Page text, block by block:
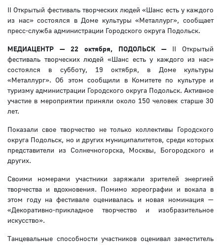
II Открытый фестиваль творческих людей «Шанс есть у каждого
из нас» состоялся в Доме культуры «Металлург», сообщает
пресс-служба администрации Городского округа Подольск.
МЕДИАЦЕНТР —22октября, ПОДОЛЬСК — II Открытый
фестиваль творческих людей «Шанс есть у каждого из нас»
состоялся в субботу, 19 октября, в Доме культуры
«Металлург». Об этом сообщили в Комитете по культуре и
туризму администрации Городского округа Подольск. Активное
участие в мероприятии приняли около 150 человек старше 30
лет.
Показали свое творчество не только коллективы Городского
округа Подольск, но и других муниципалитетов, среди которых
представители из Солнечногорска, Москвы, Богородского и
других.
Своими номерами участники заряжали зрителей энергией
творчества и вдохновения. Помимо хореографии и вокала в
этом году на фестивале оценивалась и новая номинация —
«Декоративно-прикладное творчество и изобразительное
искусство».
Танцевальные способности участников оценивал заместитель